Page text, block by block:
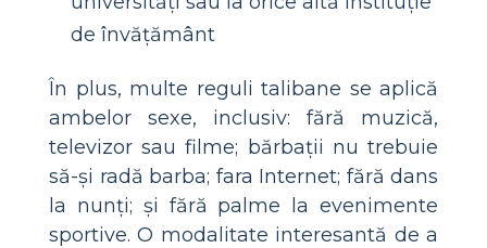
de învățământ
În plus, multe reguli talibane se aplică
ambelor sexe, inclusiv: fără muzică,
televizor sau filme; bărbații nu trebuie
să-și radă barba; fara Internet; fără dans
la nunți; și fără palme la evenimente
sportive. O modalitate interesantă de a